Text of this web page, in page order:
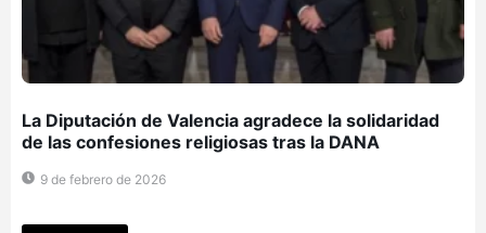
La Diputación de Valencia agradece la solidaridad
de las confesiones religiosas tras la DANA
9 de febrero de 2026